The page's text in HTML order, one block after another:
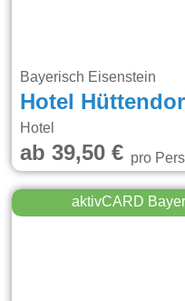
Bayerisch Eisenstein
Hotel
Hotel
ab 39,50 €pro
aktivCARD